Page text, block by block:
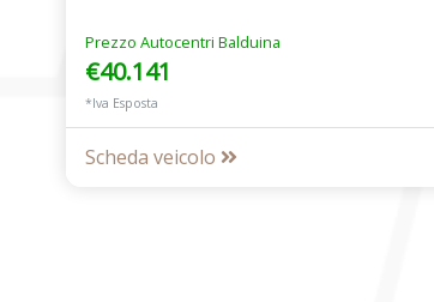
Prezzo Autocentri Balduina
€40.141
*Iva Esposta
Scheda veicolo